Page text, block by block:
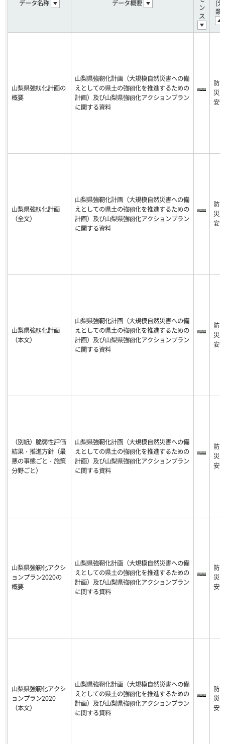
データ名称 データ概要
ン
ス
(分
類)
山梨県強靱化計画の
概要
山梨県強靭化計画（大規模自然災害への備
えとしての県土の強靱化を推進するための
計画）及び山梨県強靱化アクションプラン
に関する資料
防
災・
安全
山梨県強靱化計画
（全文）
山梨県強靭化計画（大規模自然災害への備
えとしての県土の強靱化を推進するための
計画）及び山梨県強靱化アクションプラン
に関する資料
防
災・
安全
山梨県強靱化計画
（本文）
山梨県強靭化計画（大規模自然災害への備
えとしての県土の強靱化を推進するための
計画）及び山梨県強靱化アクションプラン
に関する資料
防
災・
安全
（別紙）脆弱性評価
結果・推進方針（最
悪の事態ごと・施策
分野ごと）
山梨県強靭化計画（大規模自然災害への備
えとしての県土の強靱化を推進するための
計画）及び山梨県強靱化アクションプラン
に関する資料
防
災・
安全
山梨県強靭化アクシ
ョンプラン2020の
概要
山梨県強靭化計画（大規模自然災害への備
えとしての県土の強靱化を推進するための
計画）及び山梨県強靱化アクションプラン
に関する資料
防
災・
安全
山梨県強靭化アクシ
ョンプラン2020
（本文）
山梨県強靭化計画（大規模自然災害への備
えとしての県土の強靱化を推進するための
計画）及び山梨県強靱化アクションプラン
に関する資料
防
災・
安全